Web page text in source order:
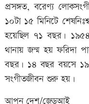
প্রসঙ্গত, বরেণ্য
১০টা ১৫ মিনিটে
হয়েছিল ৭১ বছর।
থানায় জন্ম হয় ফরিদা
বছর। ১৪ বছর বয়সে
সংগীতজীবন শুরু হয়।